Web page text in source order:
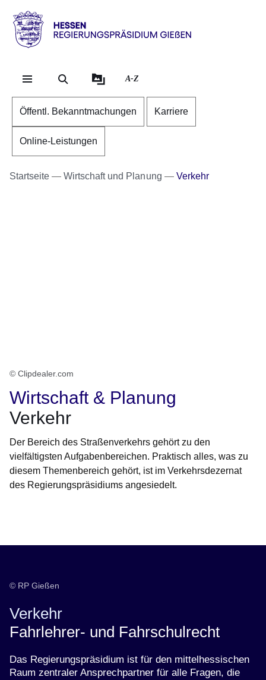
Direkt zum Kopf der
Direkt zum Inhalt
Direkt zum Fuß der
Hessen
RP
A-Z
Öffentl. Bekanntmachungen Karriere
Online-Leistungen
Startseite Wirtschaft und Planung Verkehr
© Clipdealer.com
Wirtschaft & Planung
Verkehr
Der Bereich des Straßenverkehrs gehört zu den
vielfältigsten Aufgabenbereichen. Praktisch alles, was zu
diesem Themenbereich gehört, ist im Verkehrsdezernat
des Regierungspräsidiums angesiedelt.
© RP Gießen
Verkehr
Fahrlehrer- und Fahrschulrecht
Das Regierungspräsidium ist für den mittelhessischen
Raum zentraler Ansprechpartner für alle Fragen, die